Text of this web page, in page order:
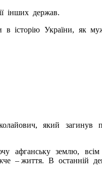
держав.
історію України, як
який загинув
афганську землю,
– життя. В останній